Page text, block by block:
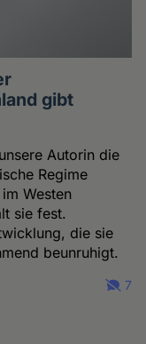
gibt
Autorin die
Regime
Westen
sie fest.
die sie
beunruhigt.
7